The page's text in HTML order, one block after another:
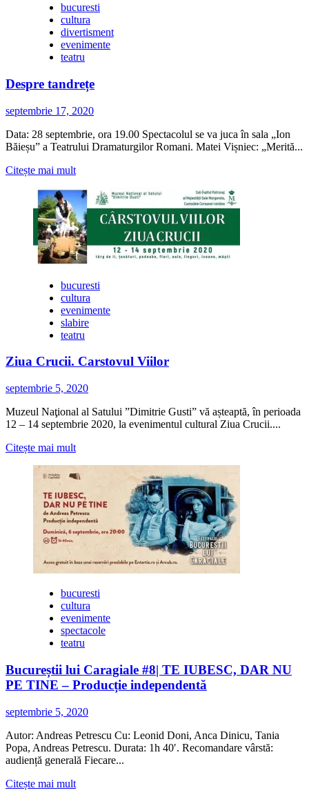
bucuresti
cultura
divertisment
evenimente
teatru
Despre tandrețe
septembrie 17, 2020
Data: 28 septembrie, ora 19.00 Spectacolul se va juca în sala „Ion
Băieșu” a Teatrului Dramaturgilor Romani. Matei Vișniec: „Merită...
Citește mai multCitește
multe
despre
Despre
tandrețe
bucuresti
cultura
evenimente
slabire
teatru
Ziua Crucii. Carstovul Viilor
septembrie 5, 2020
Muzeul Naţional al Satului ”Dimitrie Gusti” vă așteaptă, în perioada
12 – 14 septembrie 2020, la evenimentul cultural Ziua Crucii....
Citește mai multCitește
multe
despre
Ziua
Crucii.
Carstovul
Viilor
bucuresti
cultura
evenimente
spectacole
teatru
Bucureștii lui Caragiale #8| TE IUBESC, DAR NU
PE TINE – Producție independentă
septembrie 5, 2020
Autor: Andreas Petrescu Cu: Leonid Doni, Anca Dinicu, Tania
Popa, Andreas Petrescu. Durata: 1h 40′. Recomandare vârstă:
audiență generală Fiecare...
Citește mai multCitește